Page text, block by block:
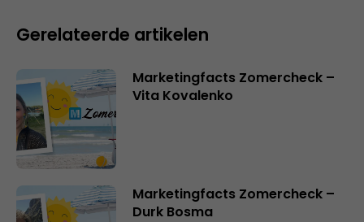
Gerelateerde artikelen
Marketingfacts Zomercheck –
Vita Kovalenko
Marketingfacts Zomercheck –
Durk Bosma